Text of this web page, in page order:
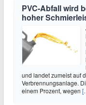
PVC-Abfall wird
hoher
und landet zumeist auf
Verbrennungsanlage.
einem Prozent, wegen